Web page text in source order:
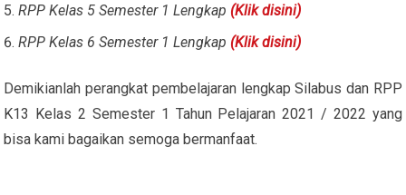
RPP Kelas 5 Semester 1 Lengkap (Klik disini)
RPP Kelas 6 Semester 1 Lengkap (Klik disini)
Demikianlah perangkat pembelajaran lengkap Silabus dan RPP
K13 Kelas 2 Semester 1 Tahun Pelajaran 2021 / 2022 yang
bisa kami bagaikan semoga bermanfaat.